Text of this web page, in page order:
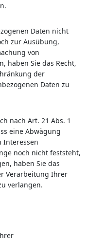
Daten nicht
zur Ausübung,
von
haben Sie das Recht,
der
Daten zu
nach Art. 21 Abs. 1
eine Abwägung
Interessen
noch nicht feststeht,
haben Sie das
Verarbeitung Ihrer
verlangen.